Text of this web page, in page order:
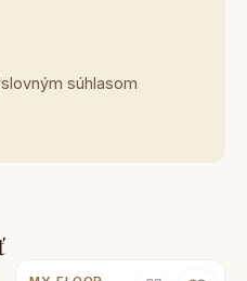
súhlasom